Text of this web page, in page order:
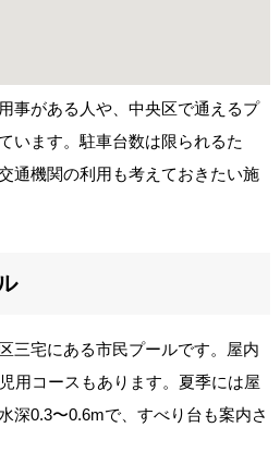
事がある人や、中央区で通えるプ
います。駐車台数は限られるた
通機関の利用も考えておきたい施
三宅にある市民プールです。屋内
用コースもあります。夏季には屋
深0.3〜0.6mで、すべり台も案内さ